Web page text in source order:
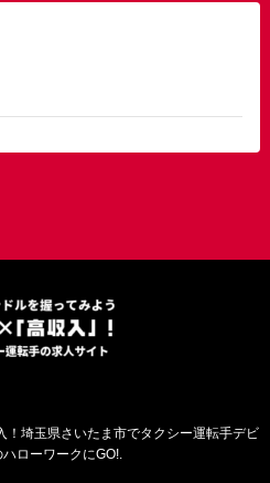
埼玉県さいたま市でタクシー運転手デビ
ローワークにGO!.